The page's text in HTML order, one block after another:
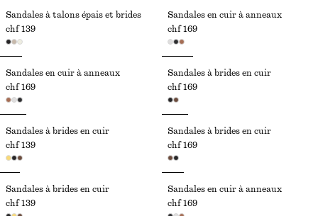
Sandales à talons épais et brides
chf 139
Sandales en cuir à anneaux
chf 169
Sandales en cuir à anneaux
chf 169
Sandales à brides en cuir
chf 169
Sandales à brides en cuir
chf 139
Sandales à brides en cuir
chf 169
Sandales à brides en cuir
chf 139
Sandales en cuir à anneaux
chf 169